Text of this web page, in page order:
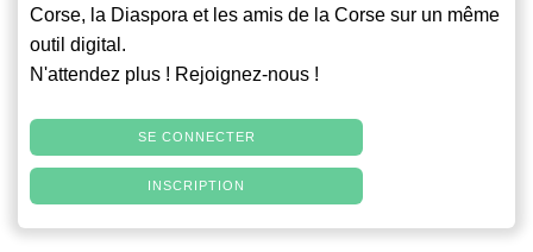
Corse, la Diaspora et les amis de la Corse sur un même
outil digital.
N'attendez plus ! Rejoignez-nous !
SE CONNECTER
INSCRIPTION